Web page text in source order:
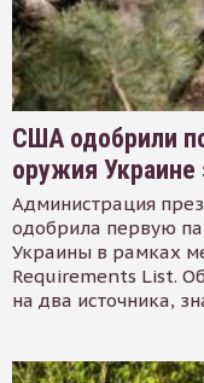
США одобрили
оружия Украине
Администрация
одобрила первую
Украины в рамках
Requirements List.
на два источника,